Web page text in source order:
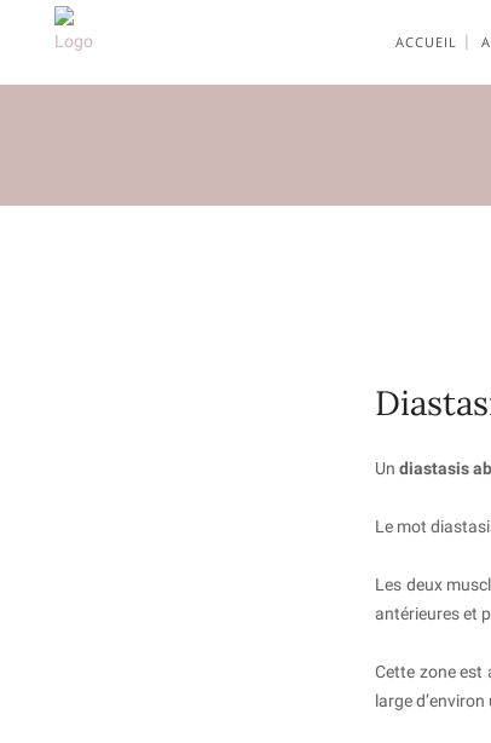
ACCUEIL
Undiastasis
Le mot
Les deux
antérieures et
Cette zone est
large